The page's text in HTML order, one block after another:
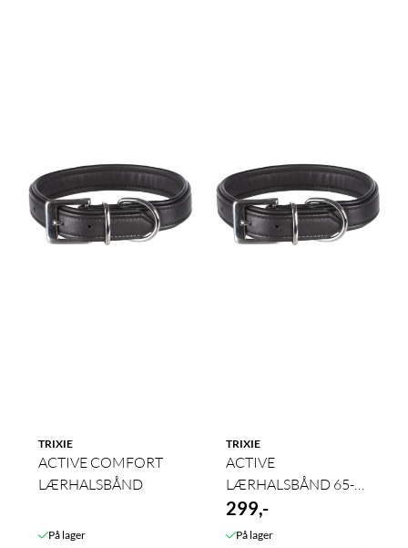
TRIXIE
ACTIVE COMFORT
LÆRHALSBÅND
På lager
TRIXIE
ACTIVE
LÆRHALSBÅND 65-
75CM
299,-
På lager